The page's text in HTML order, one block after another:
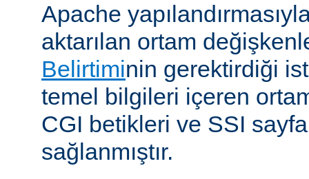
Apache
aktarılan ortam
Belirtiminin gerektirdiği
temel bilgileri içeren
CGI betikleri ve SSI
sağlanmıştır.